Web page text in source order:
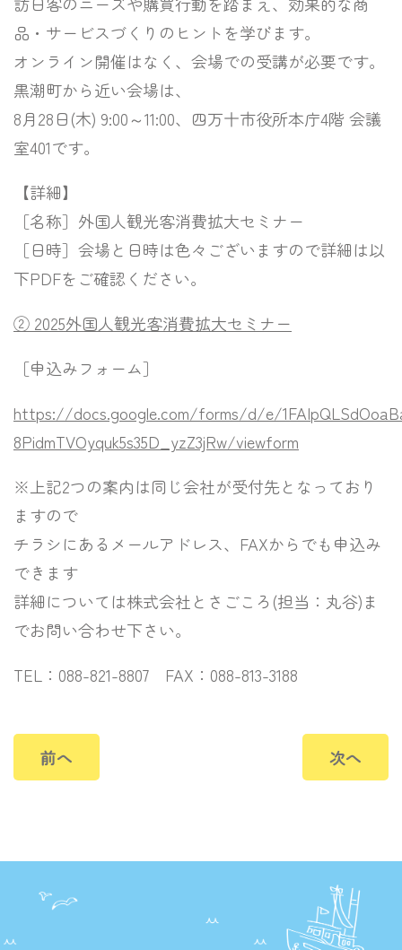
品・サービスづくりのヒントを学びます。
オンライン開催はなく、会場での受講が必要です。
黒潮町から近い会場は、
8月28日(木) 9:00～11:00、四万十市役所本庁4階 会議
室401です。
【詳細】
［名称］外国人観光客消費拡大セミナー
［日時］会場と日時は色々ございますので詳細は以
下PDFをご確認ください。
② 2025外国人観光客消費拡大セミナー
［申込みフォーム］
https://docs.google.com/forms/d/e/
8PidmTVOyquk5s35D_yzZ3jRw/viewform
※上記2つの案内は同じ会社が受付先となっており
ますので
チラシにあるメールアドレス、FAXからでも申込み
できます
詳細については株式会社とさごころ(担当：丸谷)ま
でお問い合わせ下さい。
TEL ： 088-821-8807 FAX ： 088-813-3188
前へ 次へ